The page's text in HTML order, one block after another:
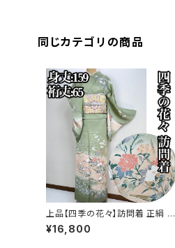
同じカテゴリの商品
上品【四季の花々】訪問着 正絹 袷
s779
¥16,800